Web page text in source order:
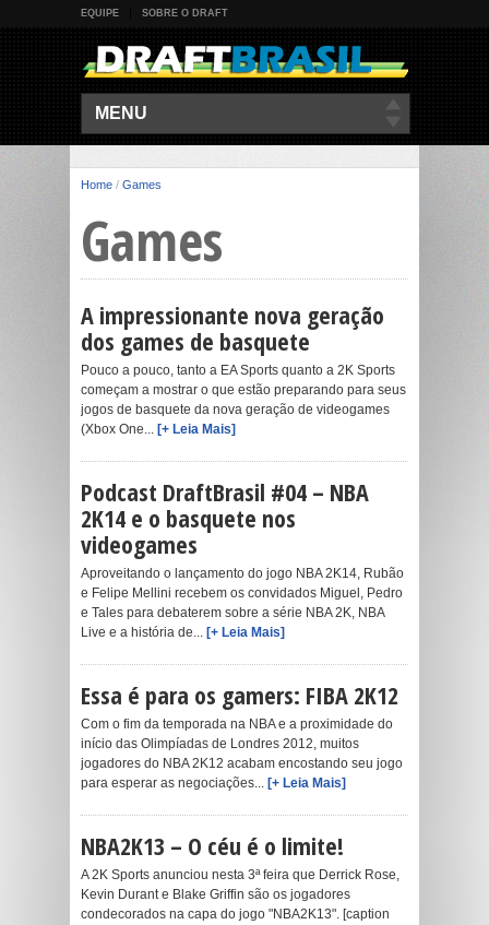
EQUIPE SOBRE O DRAFT
MENU
Home / Games
Games
A impressionante nova geração
dos games de basquete
Pouco a pouco, tanto a EA Sports quanto a 2K Sports
começam a mostrar o que estão preparando para seus
jogos de basquete da nova geração de videogames
(Xbox One... [+ Leia Mais]
Podcast DraftBrasil #04 – NBA
2K14 e o basquete nos
videogames
Aproveitando o lançamento do jogo NBA 2K14, Rubão
e Felipe Mellini recebem os convidados Miguel, Pedro
e Tales para debaterem sobre a série NBA 2K, NBA
Live e a história de... [+ Leia Mais]
Essa é para os gamers: FIBA 2K12
Com o fim da temporada na NBA e a proximidade do
início das Olimpíadas de Londres 2012, muitos
jogadores do NBA 2K12 acabam encostando seu jogo
para esperar as negociações... [+ Leia Mais]
NBA2K13 – O céu é o limite!
A 2K Sports anunciou nesta 3ª feira que Derrick Rose,
Kevin Durant e Blake Griffin são os jogadores
condecorados na capa do jogo "NBA2K13". [caption